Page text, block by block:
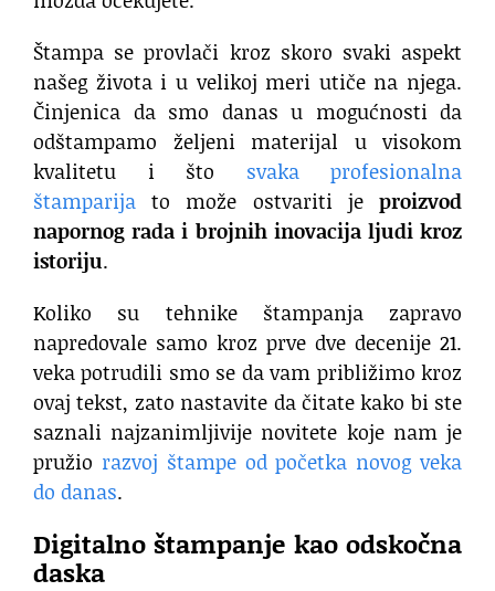
Štampa se provlači kroz skoro svaki aspekt
našeg života i u velikoj meri utiče na njega.
Činjenica da smo danas u mogućnosti da
odštampamo željeni materijal u visokom
kvalitetu i što svaka profesionalna
štamparija to može ostvariti jeproizvod
napornog rada i brojnih inovacija ljudi kroz
istoriju.
Koliko su tehnike štampanja zapravo
napredovale samo kroz prve dve decenije 21.
veka potrudili smo se da vam približimo kroz
ovaj tekst, zato nastavite da čitate kako bi ste
saznali najzanimljivije novitete koje nam je
pružio razvoj štampe od početka novog veka
do danas.
Digitalno štampanje kao odskočna
daska